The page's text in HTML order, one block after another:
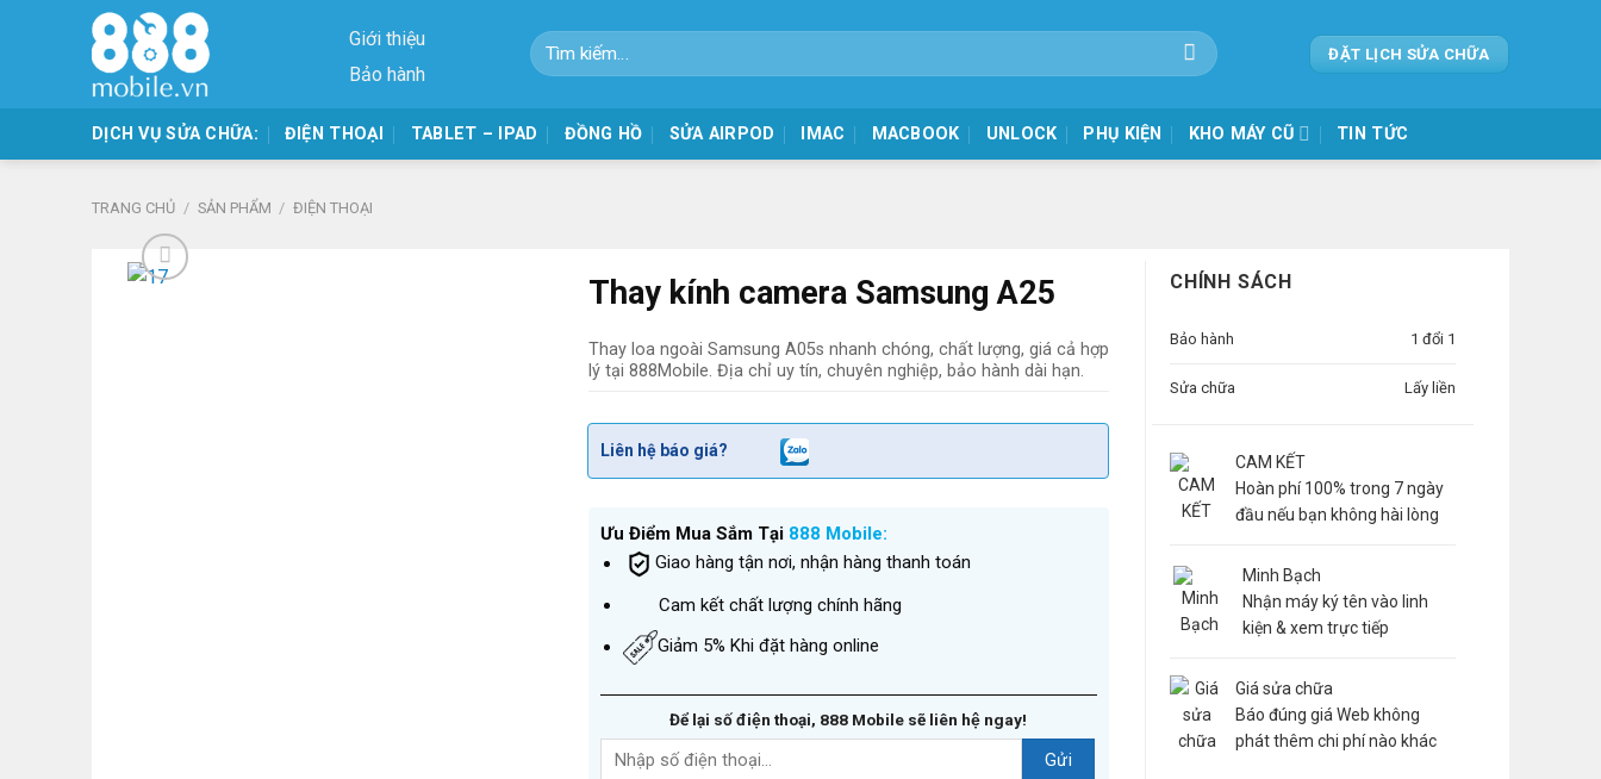
Giới thiệu
Bảo hành
Tìm
kiếm:
ĐẶT LỊCH SỬA CHỮA
DỊCH VỤ SỬA CHỮA: ĐIỆN THOẠI TABLET – IPAD ĐỒNG HỒ SỬA AIRPOD IMAC MACBOOK UNLOCK PHỤ KIỆN KHO MÁY CŨ TIN TỨC
TRANG CHỦ / SẢN PHẨM / ĐIỆN THOẠI
Thay kính camera Samsung A25
Thay loa ngoài Samsung A05s nhanh chóng, chất lượng, giá cả hợp
lý tại 888Mobile. Địa chỉ uy tín, chuyên nghiệp, bảo hành dài hạn.
Liên hệ báo giá?
Ưu Điểm Mua Sắm Tại 888 Mobile:
Giao hàng tận nơi, nhận hàng thanh toán
Cam kết chất lượng chính hãng
Giảm 5% Khi đặt hàng online
Để lại số điện thoại, 888 Mobile sẽ liên hệ ngay!
CHÍNH SÁCH
Bảo hành 1 đổi 1
Sửa chữa Lấy liền
CAM KẾT
Hoàn phí 100% trong 7 ngày
đầu nếu bạn không hài lòng
Minh Bạch
Nhận máy ký tên vào linh
kiện & xem trực tiếp
Giá sửa chữa
Báo đúng giá Web không
phát thêm chi phí nào khác